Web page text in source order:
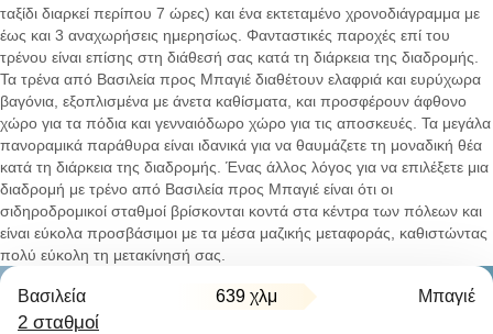
ταξίδι διαρκεί περίπου 7 ώρες) και ένα εκτεταμένο χρονοδιάγραμμα με
έως και 3 αναχωρήσεις ημερησίως. Φανταστικές παροχές επί του
τρένου είναι επίσης στη διάθεσή σας κατά τη διάρκεια της διαδρομής.
Τα τρένα από Βασιλεία προς Μπαγιέ διαθέτουν ελαφριά και ευρύχωρα
βαγόνια, εξοπλισμένα με άνετα καθίσματα, και προσφέρουν άφθονο
χώρο για τα πόδια και γενναιόδωρο χώρο για τις αποσκευές. Τα μεγάλα
πανοραμικά παράθυρα είναι ιδανικά για να θαυμάζετε τη μοναδική θέα
κατά τη διάρκεια της διαδρομής. Ένας άλλος λόγος για να επιλέξετε μια
διαδρομή με τρένο από Βασιλεία προς Μπαγιέ είναι ότι οι
σιδηροδρομικοί σταθμοί βρίσκονται κοντά στα κέντρα των πόλεων και
είναι εύκολα προσβάσιμοι με τα μέσα μαζικής μεταφοράς, καθιστώντας
πολύ εύκολη τη μετακίνησή σας.
Βασιλεία 639 χλμ Μπαγιέ
2 σταθμοί